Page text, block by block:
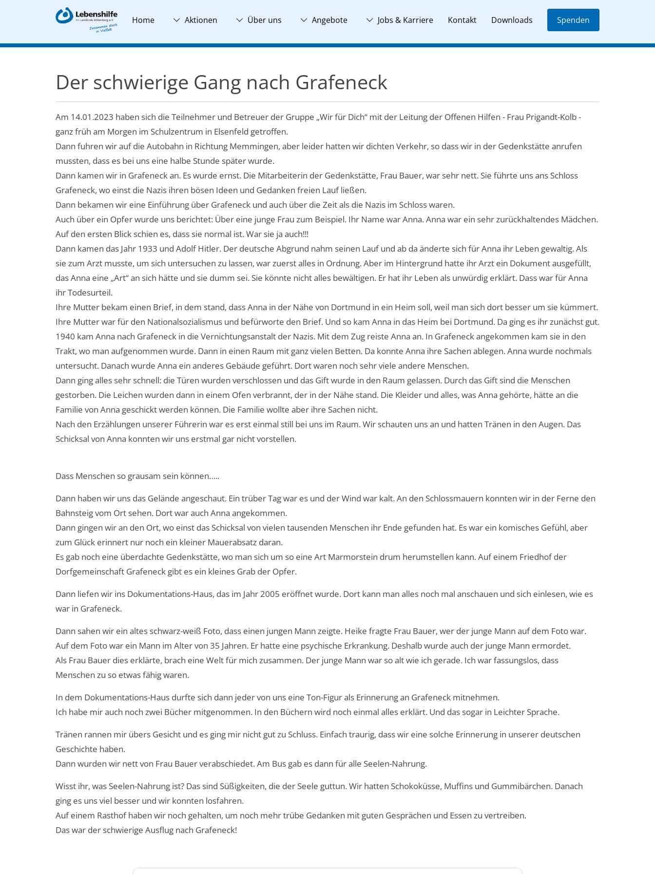
Home Aktionen Über uns Angebote Jobs & Karriere Kontakt Downloads Spenden
Der schwierige Gang nach Grafeneck
Am 14.01.2023 haben sich die Teilnehmer und Betreuer der Gruppe „Wir für Dich“ mit der Leitung der Offenen Hilfen - Frau Prigandt-Kolb -
ganz früh am Morgen im Schulzentrum in Elsenfeld getroffen.
Dann fuhren wir auf die Autobahn in Richtung Memmingen, aber leider hatten wir dichten Verkehr, so dass wir in der Gedenkstätte anrufen
mussten, dass es bei uns eine halbe Stunde später wurde.
Dann kamen wir in Grafeneck an. Es wurde ernst. Die Mitarbeiterin der Gedenkstätte, Frau Bauer, war sehr nett. Sie führte uns ans Schloss
Grafeneck, wo einst die Nazis ihren bösen Ideen und Gedanken freien Lauf ließen.
Dann bekamen wir eine Einführung über Grafeneck und auch über die Zeit als die Nazis im Schloss waren.
Auch über ein Opfer wurde uns berichtet: Über eine junge Frau zum Beispiel. Ihr Name war Anna. Anna war ein sehr zurückhaltendes Mädchen.
Auf den ersten Blick schien es, dass sie normal ist. War sie ja auch!!!
Dann kamen das Jahr 1933 und Adolf Hitler. Der deutsche Abgrund nahm seinen Lauf und ab da änderte sich für Anna ihr Leben gewaltig. Als
sie zum Arzt musste, um sich untersuchen zu lassen, war zuerst alles in Ordnung. Aber im Hintergrund hatte ihr Arzt ein Dokument ausgefüllt,
das Anna eine „Art“ an sich hätte und sie dumm sei. Sie könnte nicht alles bewältigen. Er hat ihr Leben als unwürdig erklärt. Dass war für Anna
ihr Todesurteil.
Ihre Mutter bekam einen Brief, in dem stand, dass Anna in der Nähe von Dortmund in ein Heim soll, weil man sich dort besser um sie kümmert.
Ihre Mutter war für den Nationalsozialismus und befürworte den Brief. Und so kam Anna in das Heim bei Dortmund. Da ging es ihr zunächst gut.
1940 kam Anna nach Grafeneck in die Vernichtungsanstalt der Nazis. Mit dem Zug reiste Anna an. In Grafeneck angekommen kam sie in den
Trakt, wo man aufgenommen wurde. Dann in einen Raum mit ganz vielen Betten. Da konnte Anna ihre Sachen ablegen. Anna wurde nochmals
untersucht. Danach wurde Anna ein anderes Gebäude geführt. Dort waren noch sehr viele andere Menschen.
Dann ging alles sehr schnell: die Türen wurden verschlossen und das Gift wurde in den Raum gelassen. Durch das Gift sind die Menschen
gestorben. Die Leichen wurden dann in einem Ofen verbrannt, der in der Nähe stand. Die Kleider und alles, was Anna gehörte, hätte an die
Familie von Anna geschickt werden können. Die Familie wollte aber ihre Sachen nicht.
Nach den Erzählungen unserer Führerin war es erst einmal still bei uns im Raum. Wir schauten uns an und hatten Tränen in den Augen. Das
Schicksal von Anna konnten wir uns erstmal gar nicht vorstellen.
Dass Menschen so grausam sein können…..
Dann haben wir uns das Gelände angeschaut. Ein trüber Tag war es und der Wind war kalt. An den Schlossmauern konnten wir in der Ferne den
Bahnsteig vom Ort sehen. Dort war auch Anna angekommen.
Dann gingen wir an den Ort, wo einst das Schicksal von vielen tausenden Menschen ihr Ende gefunden hat. Es war ein komisches Gefühl, aber
zum Glück erinnert nur noch ein kleiner Mauerabsatz daran.
Es gab noch eine überdachte Gedenkstätte, wo man sich um so eine Art Marmorstein drum herumstellen kann. Auf einem Friedhof der
Dorfgemeinschaft Grafeneck gibt es ein kleines Grab der Opfer.
Dann liefen wir ins Dokumentations-Haus, das im Jahr 2005 eröffnet wurde. Dort kann man alles noch mal anschauen und sich einlesen, wie es
war in Grafeneck.
Dann sahen wir ein altes schwarz-weiß Foto, dass einen jungen Mann zeigte. Heike fragte Frau Bauer, wer der junge Mann auf dem Foto war.
Auf dem Foto war ein Mann im Alter von 35 Jahren. Er hatte eine psychische Erkrankung. Deshalb wurde auch der junge Mann ermordet.
Als Frau Bauer dies erklärte, brach eine Welt für mich zusammen. Der junge Mann war so alt wie ich gerade. Ich war fassungslos, dass
Menschen zu so etwas fähig waren.
In dem Dokumentations-Haus durfte sich dann jeder von uns eine Ton-Figur als Erinnerung an Grafeneck mitnehmen.
Ich habe mir auch noch zwei Bücher mitgenommen. In den Büchern wird noch einmal alles erklärt. Und das sogar in Leichter Sprache.
Tränen rannen mir übers Gesicht und es ging mir nicht gut zu Schluss. Einfach traurig, dass wir eine solche Erinnerung in unserer deutschen
Geschichte haben.
Dann wurden wir nett von Frau Bauer verabschiedet. Am Bus gab es dann für alle Seelen-Nahrung.
Wisst ihr, was Seelen-Nahrung ist? Das sind Süßigkeiten, die der Seele guttun. Wir hatten Schokoküsse, Muffins und Gummibärchen. Danach
ging es uns viel besser und wir konnten losfahren.
Auf einem Rasthof haben wir noch gehalten, um noch mehr trübe Gedanken mit guten Gesprächen und Essen zu vertreiben.
Das war der schwierige Ausflug nach Grafeneck!